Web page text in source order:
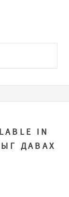
IN
ДАВАХ